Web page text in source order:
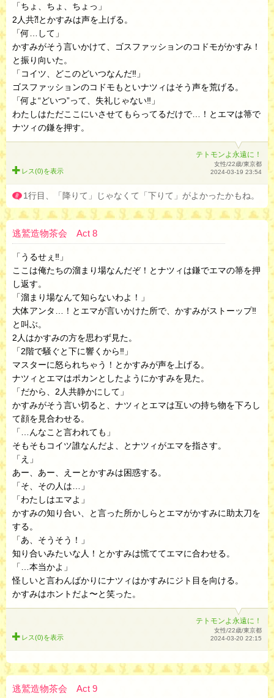
「ちょ、ちょ、ちょっ」
2人共⁈とかすみは声を上げる。
「何…して」
かすみがそう言いかけて、ゴスファッションのコドモがかすみ！
と振り向いた。
「コイツ、どこのどいつなんだ‼︎」
ゴスファッションのコドモもといナツィはそう声を荒げる。
「何よ“どいつ”って、失礼じゃない‼︎」
わたしはただここにいさせてもらってるだけで…！とエマは箒で
ナツィの鎌を押す。
テトモンよ永遠に！
女性/22歳/東京都
2024-03-19 23:54
レス(0)を表示
1行目、「降りて」じゃなくて「下りて」がよかったかもね。
逃鷲造物茶会 Act 8
「うるせぇ‼︎」
ここは俺たちの溜まり場なんだぞ！とナツィは鎌でエマの箒を押
し返す。
「溜まり場なんて知らないわよ！」
大体アンタ…！とエマが言いかけた所で、かすみがストーップ‼︎
と叫ぶ。
2人はかすみの方を思わず見た。
「2階で騒ぐと下に響くから‼︎」
マスターに怒られちゃう！とかすみが声を上げる。
ナツィとエマはポカンとしたようにかすみを見た。
「だから、2人共静かにして」
かすみがそう言い切ると、ナツィとエマは互いの持ち物を下ろし
て顔を見合わせる。
「…んなこと言われても」
そもそもコイツ誰なんだよ、とナツィがエマを指さす。
「え」
あー、あー、えーとかすみは困惑する。
「そ、その人は…」
「わたしはエマよ」
かすみの知り合い、と言った所かしらとエマがかすみに助太刀を
する。
「あ、そうそう！」
知り合いみたいな人！とかすみは慌ててエマに合わせる。
「…本当かよ」
怪しいと言わんばかりにナツィはかすみにジト目を向ける。
かすみはホントだよ〜と笑った。
テトモンよ永遠に！
女性/22歳/東京都
2024-03-20 22:15
レス(0)を表示
逃鷲造物茶会 Act 9